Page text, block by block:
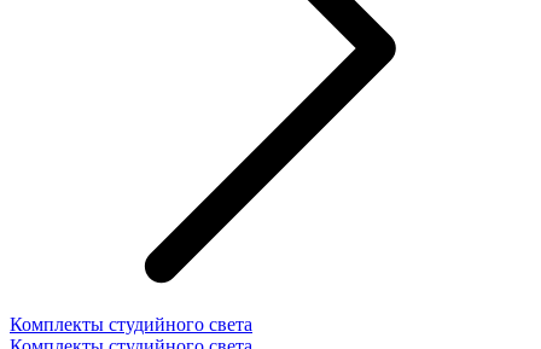
Комплекты студийного света